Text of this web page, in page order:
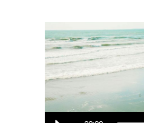
Audio